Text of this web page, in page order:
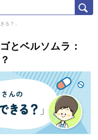
る？」
とベルソムラ：